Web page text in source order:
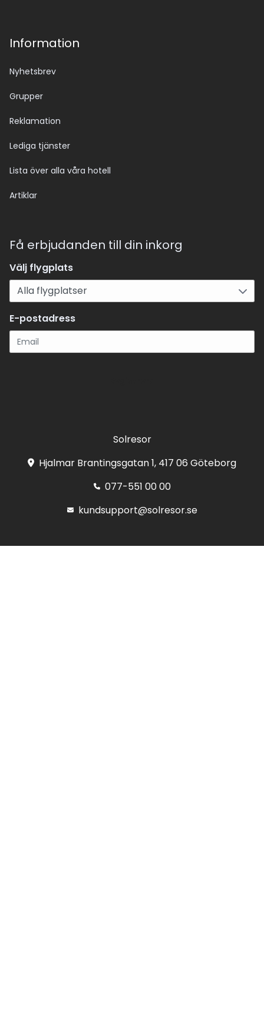
Information
Nyhetsbrev
Grupper
Reklamation
Lediga tjänster
Lista över alla våra hotell
Artiklar
Få erbjudanden till din inkorg
Välj flygplats
E-postadress
Solresor
Hjalmar Brantingsgatan 1, 417 06 Göteborg
077-551 00 00
kundsupport@solresor.se